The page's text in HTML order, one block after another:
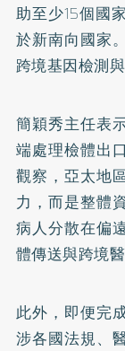
助至少15個國
於新南向國家
跨境基因檢測
簡穎秀主任表
端處理檢體出
觀察，亞太地
力，而是整體
病人分散在偏
體傳送與跨境
此外，即便完
涉各國法規、